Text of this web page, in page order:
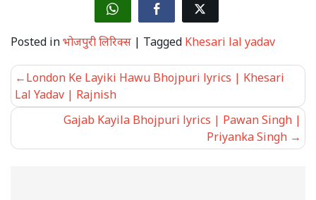
Posted inभोजपुरी लिरिक्स | Tagged Khesari lal yadav
Post
navigation
London Ke Layiki Hawu Bhojpuri lyrics | Khesari
Lal Yadav | Rajnish
Gajab Kayila Bhojpuri lyrics | Pawan Singh |
Priyanka Singh